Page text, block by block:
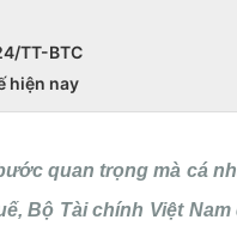
TT-BTC
hiện nay
quan trọng mà cá
Bộ Tài chính Việt